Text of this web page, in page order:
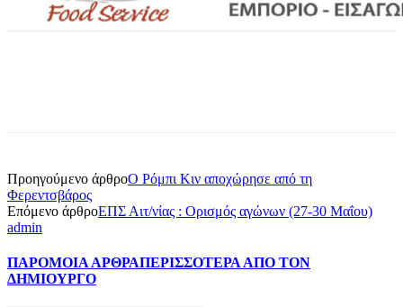
Προηγούμενο άρθροΟ Ρόμπι Κιν αποχώρησε από τη
Φερεντσβάρος
Επόμενο άρθροΕΠΣ Αιτ/νίας : Ορισμός αγώνων (27-30 Μαΐου)
admin
ΠΑΡΟΜΟΙΑ ΑΡΘΡΑΠΕΡΙΣΣΟΤΕΡΑ ΑΠΟ ΤΟΝ
ΔΗΜΙΟΥΡΓΟ